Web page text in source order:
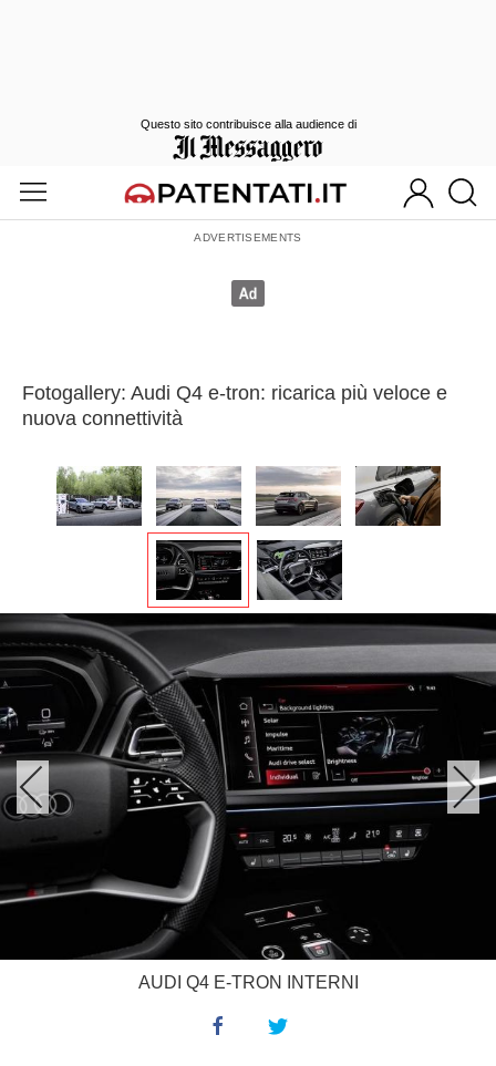
Fotogallery: Audi Q4 e-tron: ricarica più veloce e
nuova connettività
AUDI Q4 E-TRON INTERNI
Questo sito contribuisce alla audience di